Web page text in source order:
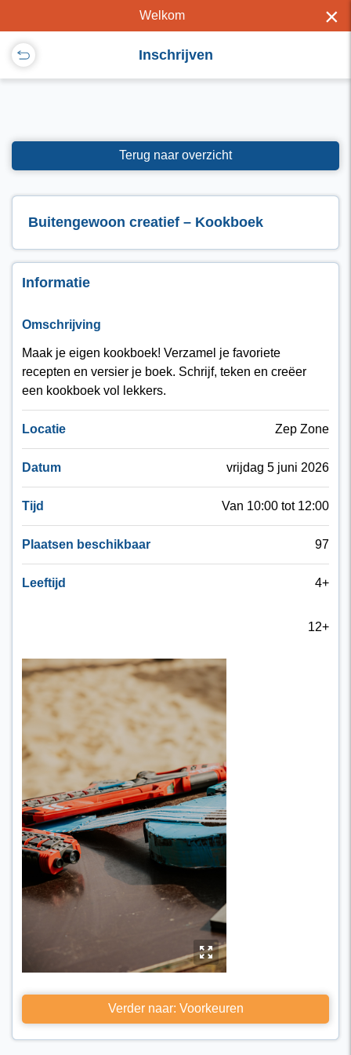
Welkom ×
Inschrijven
Terug naar overzicht
Buitengewoon creatief – Kookboek
Informatie
Omschrijving
Maak je eigen kookboek! Verzamel je favoriete
recepten en versier je boek. Schrijf, teken en creëer
een kookboek vol lekkers.
Locatie Zep Zone
Datum vrijdag 5 juni 2026
Tijd Van 10:00 tot 12:00
Plaatsen beschikbaar 97
Leeftijd 4+
12+
y
Verder naar: Voorkeuren